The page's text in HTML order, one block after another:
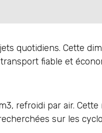
quotidiens. Cette
fiable et
refroidi par air.
sur les